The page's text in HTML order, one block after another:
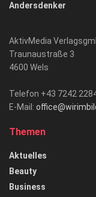
Andersdenker
AktivMedia
Traunaustraße 3
4600 Wels
Telefon +43 7242
E-Mail:
Themen
Aktuelles
Beauty
Business